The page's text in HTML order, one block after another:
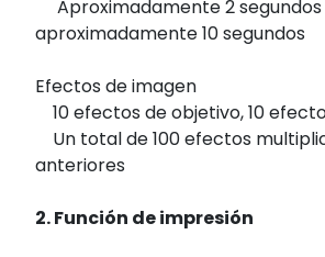
Aproximadamente 2
aproximadamente 10 segundos
Efectos de imagen
10 efectos de objetivo, 10
Un total de 100 efectos
anteriores
2. Función de impresión